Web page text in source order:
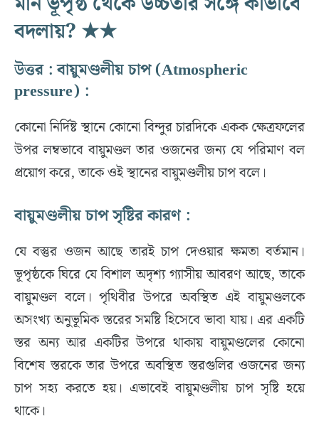
বদলায়? ★★
উত্তর : বায়ুমণ্ডলীয় চাপ (Atmospheric
pressure) :
কোনো নির্দিষ্ট স্থানে কোনো বিন্দুর চারদিকে একক ক্ষেত্রফলের
উপর লম্বভাবে বায়ুমণ্ডল তার ওজনের জন্য যে পরিমাণ বল
প্রয়োগ করে, তাকে ওই স্থানের বায়ুমণ্ডলীয় চাপ বলে।
বায়ুমণ্ডলীয় চাপ সৃষ্টির কারণ :
যে বস্তুর ওজন আছে তারই চাপ দেওয়ার ক্ষমতা বর্তমান।
ভূপৃষ্ঠকে ঘিরে যে বিশাল অদৃশ্য গ্যাসীয় আবরণ আছে, তাকে
বায়ুমণ্ডল বলে। পৃথিবীর উপরে অবস্থিত এই বায়ুমণ্ডলকে
অসংখ্য অনুভূমিক স্তরের সমষ্টি হিসেবে ভাবা যায়। এর একটি
স্তর অন্য আর একটির উপরে থাকায় বায়ুমণ্ডলের কোনো
বিশেষ স্তরকে তার উপরে অবস্থিত স্তরগুলির ওজনের জন্য
চাপ সহ্য করতে হয়। এভাবেই বায়ুমণ্ডলীয় চাপ সৃষ্টি হয়ে
থাকে।